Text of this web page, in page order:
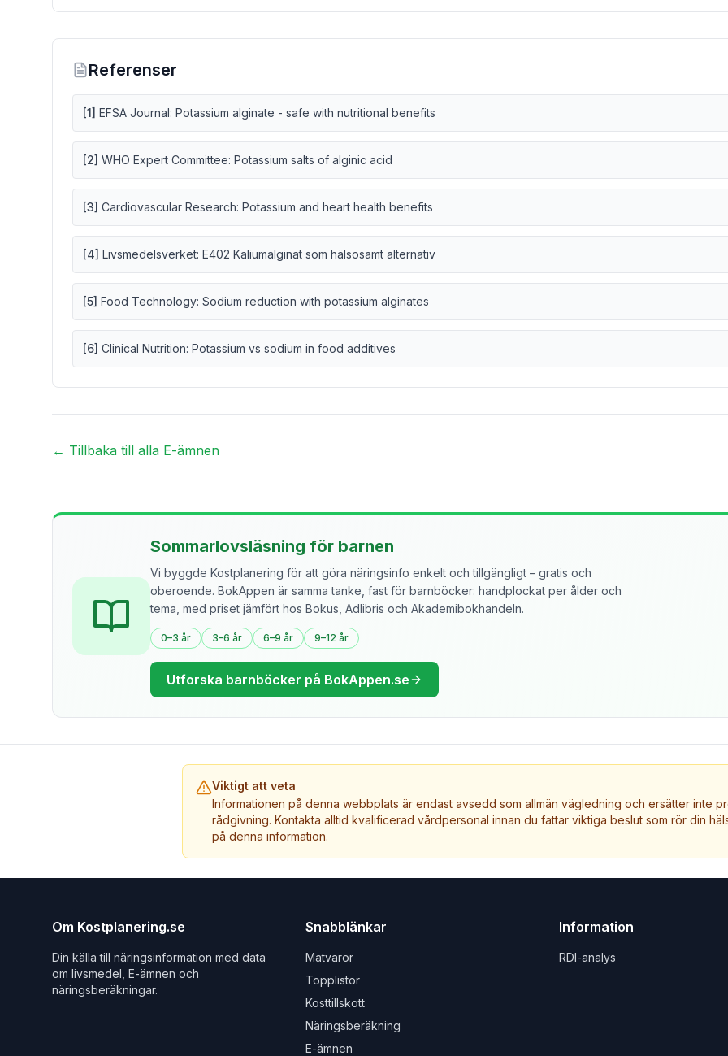
Referenser
[1] EFSA Journal: Potassium alginate - safe with nutritional benefits
[2] WHO Expert Committee: Potassium salts of alginic acid
[3] Cardiovascular Research: Potassium and heart health benefits
[4] Livsmedelsverket: E402 Kaliumalginat som hälsosamt alternativ
[5] Food Technology: Sodium reduction with potassium alginates
[6] Clinical Nutrition: Potassium vs sodium in food additives
← Tillbaka till alla E-ämnen
Sommarlovsläsning för barnen
Vi byggde Kostplanering för att göra näringsinfo enkelt och tillgängligt – gratis och
oberoende. BokAppen är samma tanke, fast för barnböcker: handplockat per ålder och
tema, med priset jämfört hos Bokus, Adlibris och Akademibokhandeln.
0–3 år 3–6 år 6–9 år 9–12 år
Utforska barnböcker på BokAppen.se
Viktigt att veta
Informationen på denna webbplats är endast avsedd som allmän vägledning och ersätter inte
rådgivning. Kontakta alltid kvalificerad vårdpersonal innan du fattar viktiga beslut som rör din
på denna information.
Om Kostplanering.se
Din källa till näringsinformation med data
om livsmedel, E-ämnen och
näringsberäkningar.
Snabblänkar
Matvaror
Topplistor
Kosttillskott
Näringsberäkning
E-ämnen
Information
RDI-analys